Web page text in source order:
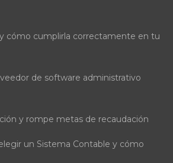
cómo cumplirla correctamente en tu
de software administrativo
y rompe metas de recaudación
un Sistema Contable y cómo